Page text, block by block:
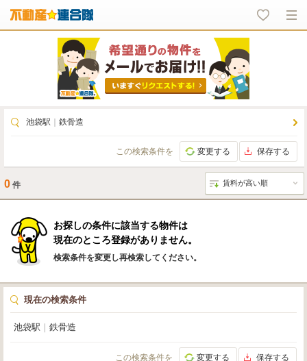
池袋駅 鉄骨造
この検索条件を 変更する 保存する
0 件
お探しの条件に該当する物件は
現在のところ登録がありません。
検索条件を変更し再検索してください。
現在の検索条件
池袋駅 鉄骨造
この検索条件を 変更する 保存する